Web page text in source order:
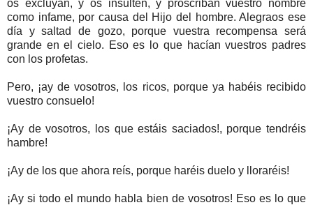
os excluyan, y os insulten, y proscriban vuestro nombre
como infame, por causa del Hijo del hombre. Alegraos ese
día y saltad de gozo, porque vuestra recompensa será
grande en el cielo. Eso es lo que hacían vuestros padres
con los profetas.
Pero, ¡ay de vosotros, los ricos, porque ya habéis recibido
vuestro consuelo!
¡Ay de vosotros, los que estáis saciados!, porque tendréis
hambre!
¡Ay de los que ahora reís, porque haréis duelo y lloraréis!
¡Ay si todo el mundo habla bien de vosotros! Eso es lo que